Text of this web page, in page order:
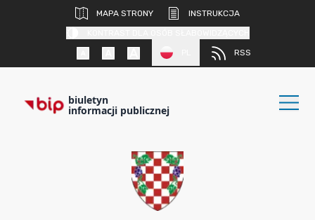
MAPA STRONY
INSTRUKCJA
RSS
biuletyn
informacji publicznej